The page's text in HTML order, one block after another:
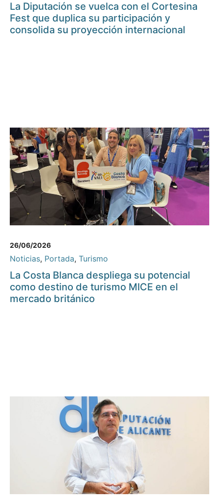
La Diputación se vuelca con el Cortesina
Fest que duplica su participación y
consolida su proyección internacional
26/06/2026
Noticias, Portada, Turismo
La Costa Blanca despliega su potencial
como destino de turismo MICE en el
mercado británico